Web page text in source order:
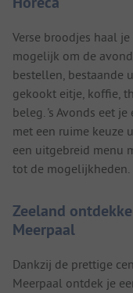
Verse broodjes haal
mogelijk om de
bestellen, bestaande
gekookt eitje, koffie,
beleg. 's Avonds eet
met een ruime keuze
een uitgebreid menu
tot de mogelijkheden.
Zeeland
Meerpaal
Dankzij de prettige
Meerpaal ontdek je